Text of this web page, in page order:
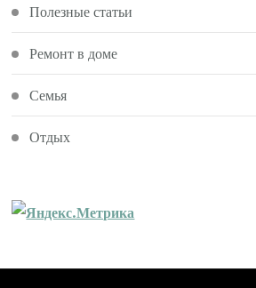
Полезные статьи
Ремонт в доме
Семья
Отдых